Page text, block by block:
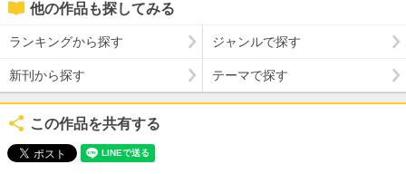
他の作品も探してみる
ランキングから探す ジャンルで探す
新刊から探す テーマで探す
この作品を共有する